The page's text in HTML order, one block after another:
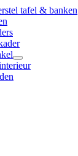
tafel & banken